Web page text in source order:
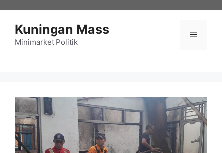
Kuningan Mass
Minimarket Politik
Menu